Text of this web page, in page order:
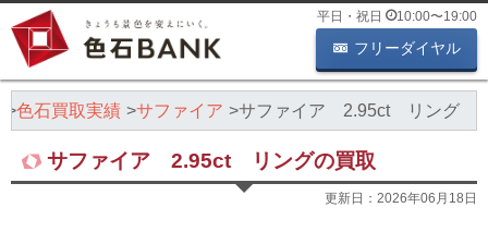
平日・祝日 10:00〜19:00
フリーダイヤル
色石買取実績 サファイア サファイア 2.95ct リング
サファイア 2.95ct リングの買取
更新日： 2026年06月18日